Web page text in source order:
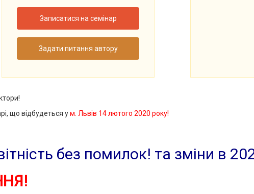
Записатися на семінар
Задати питання автору
що відбудеться ум. Львів 14 лютого 2020 року!
без помилок! та зміни в